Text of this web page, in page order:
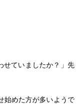
せていましたか？」先
始めた方が多いようで